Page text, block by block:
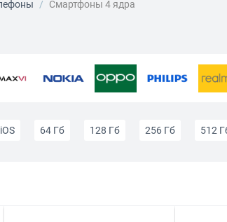
/ Смартфоны 4 ядра
64 Гб 128 Гб 256 Гб 512